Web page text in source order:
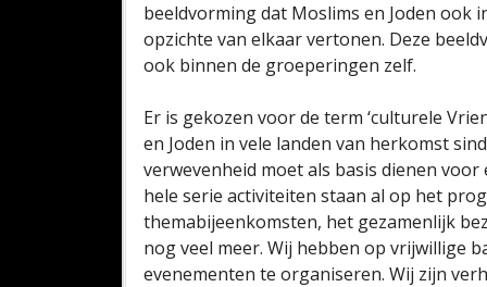
beeldvorming dat Moslims en Joden
opzichte van elkaar vertonen. Deze
ook binnen de groeperingen zelf.
Er is gekozen voor de term ‘culturele
en Joden in vele landen van herkomst
verwevenheid moet als basis dienen
hele serie activiteiten staan al op het
themabijeenkomsten, het gezamenlijk
nog veel meer. Wij hebben op vrijwillige
evenementen te organiseren. Wij zijn